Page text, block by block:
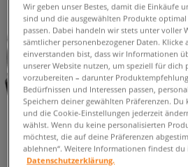
Wir geben unser Bestes, damit die Einkäufe
sind und die ausgewählten Produkte
passen. Dabei handeln wir stets unter voller
sämtlicher personenbezogener Daten. Klicke
einverstanden bist, dass wir Informationen
unserer Website nutzen, um speziell für dich
vorzubereiten – darunter
Bedürfnissen und Interessen passen,
Speichern deiner gewählten Präferenzen.
und die Cookie-Einstellungen jederzeit
wählst. Wenn du keine personalisierten
möchtest, die auf deine Präferenzen
ablehnen“. Weitere Informationen findest du
Datenschutzerklärung.